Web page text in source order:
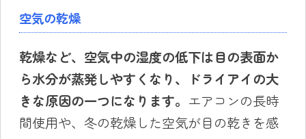
空気の乾燥
乾燥など、空気中の湿度の低下は目の表面か
ら水分が蒸発しやすくなり、ドライアイの大
きな原因の一つになります。 エアコンの長時
間使用や、冬の乾燥した空気が目の乾きを感